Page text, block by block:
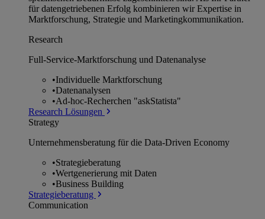
für datengetriebenen Erfolg kombinieren wir Expertise in
Marktforschung, Strategie und Marketingkommunikation.
Research
Full-Service-Marktforschung und Datenanalyse
•Individuelle Marktforschung
•Datenanalysen
•Ad-hoc-Recherchen "askStatista"
Research Lösungen
Strategy
Unternehmens­beratung für die Data-Driven Economy
•Strategieberatung
•Wertgenerierung mit Daten
•Business Building
Strategieberatung
Communication